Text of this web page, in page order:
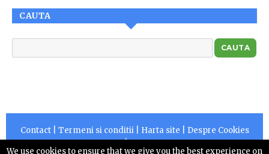
CAUTA
Contact| Termeni si conditii| Harta site
Despre Cookies
|RSS
We use cookies to ensure that we give you the best experience on